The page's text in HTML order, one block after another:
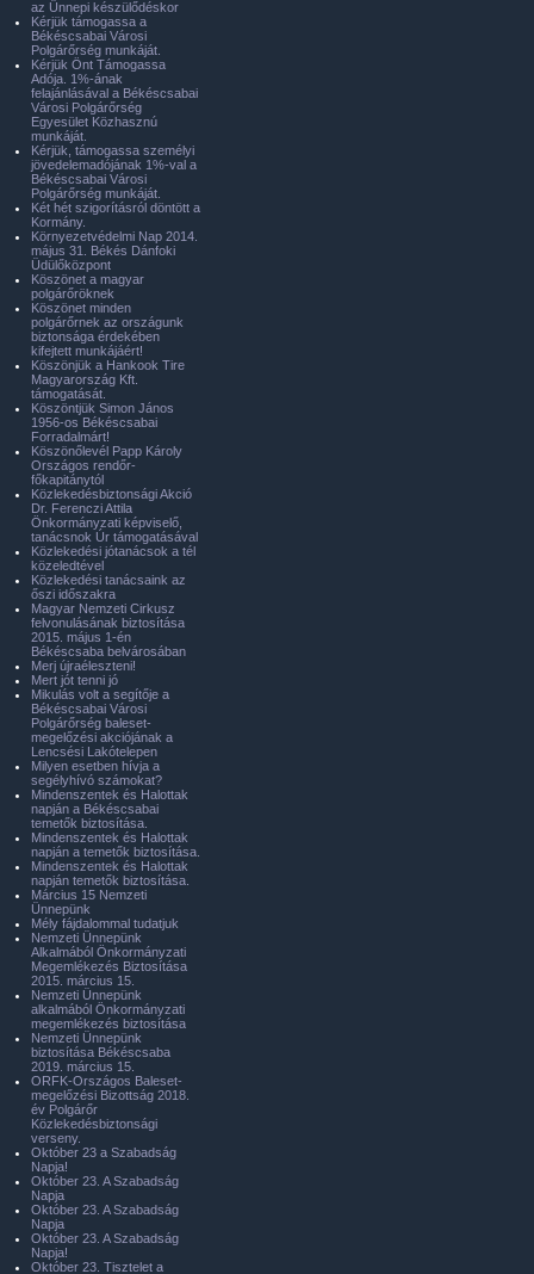
az Ünnepi készülődéskor
Kérjük támogassa a
Békéscsabai Városi
Polgárőrség munkáját.
Kérjük Önt Támogassa
Adója. 1%-ának
felajánlásával a Békéscsabai
Városi Polgárőrség
Egyesület Közhasznú
munkáját.
Kérjük, támogassa személyi
jövedelemadójának 1%-val a
Békéscsabai Városi
Polgárőrség munkáját.
Két hét szigorításról döntött a
Kormány.
Környezetvédelmi Nap 2014.
május 31. Békés Dánfoki
Üdülőközpont
Köszönet a magyar
polgárőröknek
Köszönet minden
polgárőrnek az országunk
biztonsága érdekében
kifejtett munkájáért!
Köszönjük a Hankook Tire
Magyarország Kft.
támogatását.
Köszöntjük Simon János
1956-os Békéscsabai
Forradalmárt!
Köszönőlevél Papp Károly
Országos rendőr-
főkapitánytól
Közlekedésbiztonsági Akció
Dr. Ferenczi Attila
Önkormányzati képviselő,
tanácsnok Úr támogatásával
Közlekedési jótanácsok a tél
közeledtével
Közlekedési tanácsaink az
őszi időszakra
Magyar Nemzeti Cirkusz
felvonulásának biztosítása
2015. május 1-én
Békéscsaba belvárosában
Merj újraéleszteni!
Mert jót tenni jó
Mikulás volt a segítője a
Békéscsabai Városi
Polgárőrség baleset-
megelőzési akciójának a
Lencsési Lakótelepen
Milyen esetben hívja a
segélyhívó számokat?
Mindenszentek és Halottak
napján a Békéscsabai
temetők biztosítása.
Mindenszentek és Halottak
napján a temetők biztosítása.
Mindenszentek és Halottak
napján temetők biztosítása.
Március 15 Nemzeti
Ünnepünk
Mély fájdalommal tudatjuk
Nemzeti Ünnepünk
Alkalmából Önkormányzati
Megemlékezés Biztosítása
2015. március 15.
Nemzeti Ünnepünk
alkalmából Önkormányzati
megemlékezés biztosítása
Nemzeti Ünnepünk
biztosítása Békéscsaba
2019. március 15.
ORFK-Országos Baleset-
megelőzési Bizottság 2018.
év Polgárőr
Közlekedésbiztonsági
verseny.
Október 23 a Szabadság
Napja!
Október 23. A Szabadság
Napja
Október 23. A Szabadság
Napja
Október 23. A Szabadság
Napja!
Október 23. Tisztelet a